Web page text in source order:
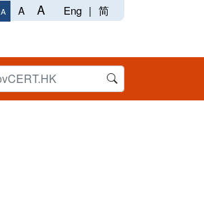
A A A Eng | 简